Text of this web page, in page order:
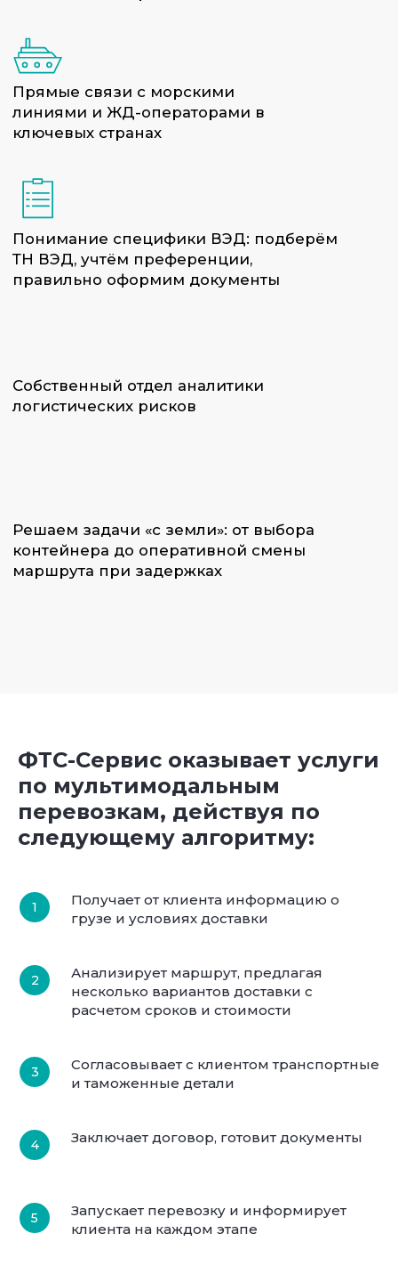
ФТС-Сервис оказывает услуги
по мультимодальным
перевозкам, действуя по
следующему алгоритму:
Получает от клиента информацию о
грузе и условиях доставки
Анализирует маршрут, предлагая
несколько вариантов доставки с
расчетом сроков и стоимости
Согласовывает с клиентом транспортные
и таможенные детали
Заключает договор, готовит документы
Запускает перевозку и информирует
клиента на каждом этапе